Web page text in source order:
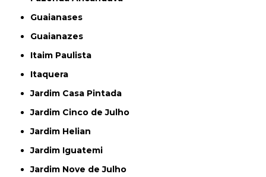
Guaianases
Guaianazes
Itaim Paulista
Itaquera
Jardim Casa Pintada
Jardim Cinco de Julho
Jardim Helian
Jardim Iguatemi
Jardim Nove de Julho